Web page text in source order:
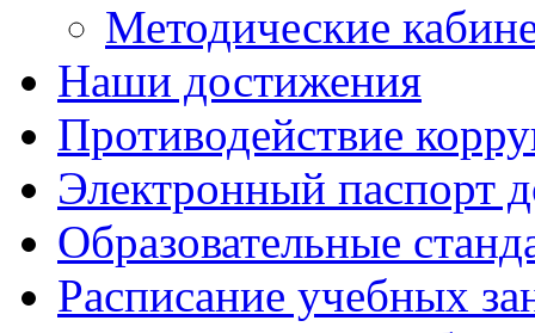
Методические
Наши достижения
Противодействие
Электронный паспорт
Образовательные
Расписание учебных